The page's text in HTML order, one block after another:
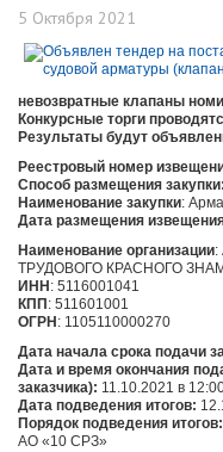
5 Октября 2021
невозвратные клапаны
Конкурсные торги
Результаты будут
Реестровый номер
Способ размещения закупки:
Наименование закупки:
Дата размещения
Наименование организации:
ТРУДОВОГО КРАСНОГО
ИНН : 5116001041
КПП : 511601001
ОГРН : 1105110000270
Дата начала срока подачи
Дата и время окончания
заказчика): 11.10.2021 в
Дата подведения итогов:
Порядок подведения итогов:
АО «10 СРЗ»